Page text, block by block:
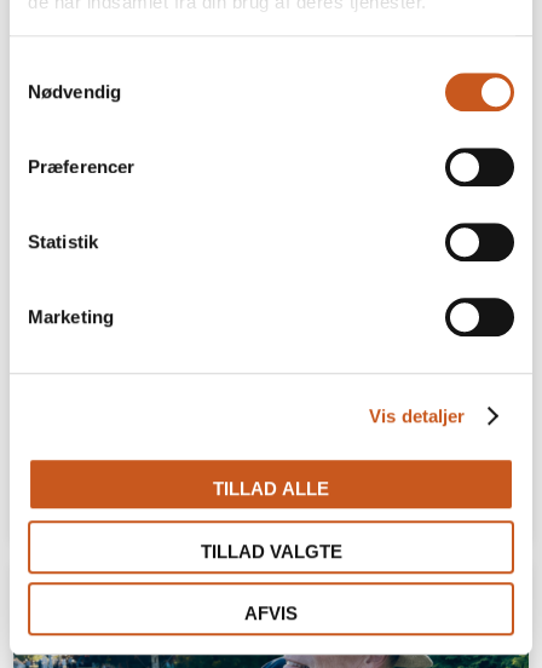
Nødvendig
Præferencer
Statistik
Marketing
Vis detaljer
TILLAD ALLE
TILLAD VALGTE
AFVIS
Hotel Christiansminde: Tv-serie skal
løfte Sydfyn hele året
samarbejde, mener direktør Tom Pedersen